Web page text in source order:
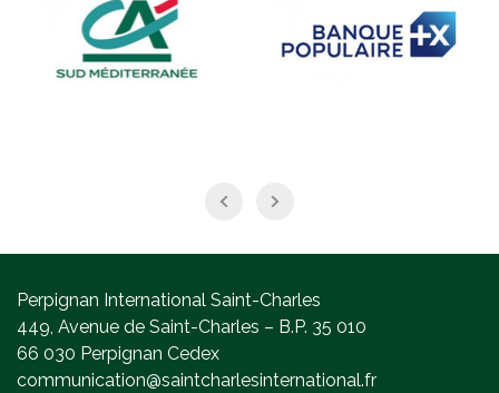
Perpignan International Saint-Charles
449, Avenue de Saint-Charles – B.P. 35 010
66 030 Perpignan Cedex
communication@saintcharlesinternational.fr